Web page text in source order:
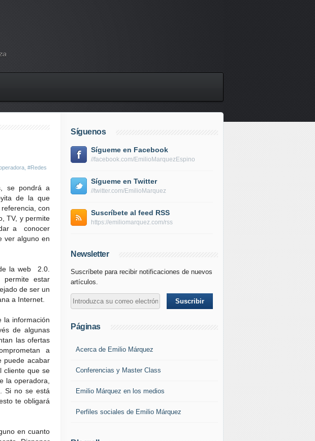
#Redes
se pondrá a
de la que
con
TV, y permite
a conocer
ver alguno en
la web 2.0.
estar
de ser un
a Internet.
la información
de algunas
las ofertas
a
puede acabar
cliente que se
la operadora,
Si no se está
te obligará
en cuanto
Síguenos
Sígueme en Facebook
//facebook.com/EmilioMarquezEspino
Sígueme en Twitter
//twitter.com/EmilioMarquez
Suscríbete al feed RSS
https://emiliomarquez.com/rss
Newsletter
Suscríbete para recibir notificaciones de nuevos
artículos.
Páginas
Acerca de Emilio Márquez
Conferencias y Master Class
Emilio Márquez en los medios
Perfiles sociales de Emilio Márquez